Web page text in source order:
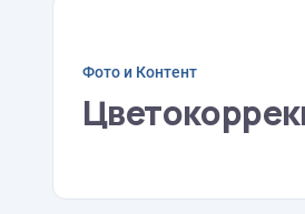
Фото и Контент